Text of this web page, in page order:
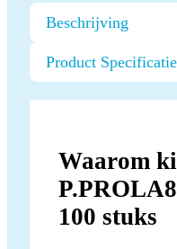
Beschrijving
Product
Waarom
100 stuks